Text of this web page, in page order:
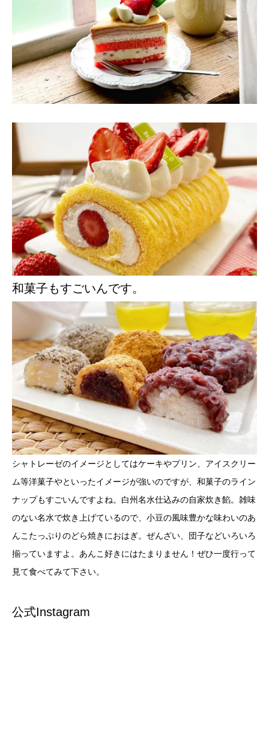
和菓子もすごいんです。
シャトレーゼのイメージとしてはケーキやプリン、アイスクリー
ム等洋菓子やといったイメージが強いのですが、和菓子のライン
ナップもすごいんですよね。白州名水仕込みの自家炊き餡。雑味
のない名水で炊き上げているので、小豆の風味豊かな味わいのあ
んこたっぷりのどら焼きにおはぎ。ぜんざい、団子などいろいろ
揃っていますよ。あんこ好きにはたまりません！ぜひ一度行って
見て食べてみて下さい。
公式Instagram